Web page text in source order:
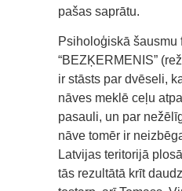
pašas saprātu.
Psiholoģiskā šausmu
“BEZĶERMENIS”
ir stāsts par dvēseli,
nāves meklē ceļu
pasauli, un par
nāve tomēr ir
Latvijas teritorijā
tās rezultātā krīt